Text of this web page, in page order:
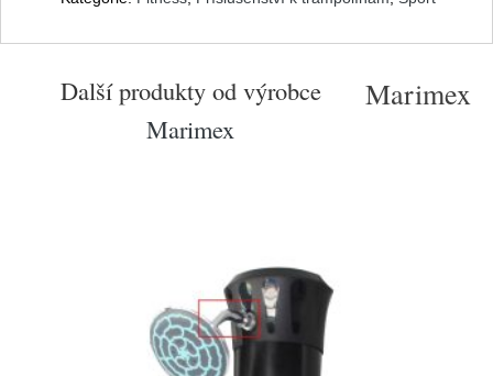
Další produkty od výrobce
Marimex
Marimex